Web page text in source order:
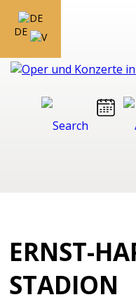
DE
ERNST-
STADION